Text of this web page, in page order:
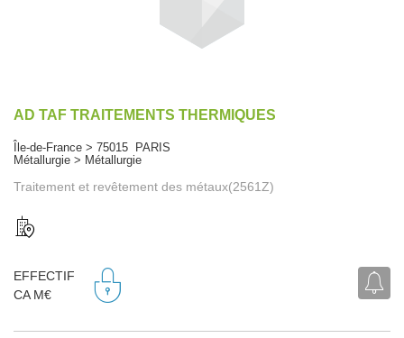
AD TAF TRAITEMENTS THERMIQUES
Île-de-France > 75015 PARIS
Métallurgie > Métallurgie
Traitement et revêtement des métaux(2561Z)
EFFECTIF
CA M€